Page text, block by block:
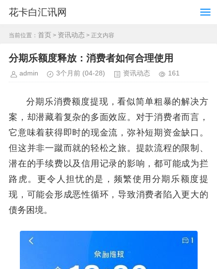
花卡白汇讯网
当前位置： 首页 > 资讯动态 > 正文内容
分期乐额度释放：消费者如何合理使用
admin 3个月前 (04-28) 资讯动态 161
分期乐消费额度提现，看似简单粗暴的解决方
案，却潜藏着复杂的多面效应。对于消费者而言，
它意味着获得即时的现金流，弥补短期资金缺口。
但这并非一蹴而就的轻松之旅。提款流程的限制、
潜在的手续费以及信用记录的影响，都可能成为拦
路虎。更令人担忧的是，频繁使用分期乐额度提
现，可能会形成恶性循环，导致消费者陷入更大的
债务困境。